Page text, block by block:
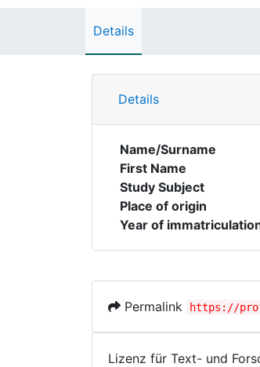
Details
Details
Name/Surname
First Name
Study Subject
Place of origin
Year of
Permalink https://
Lizenz für Text- und